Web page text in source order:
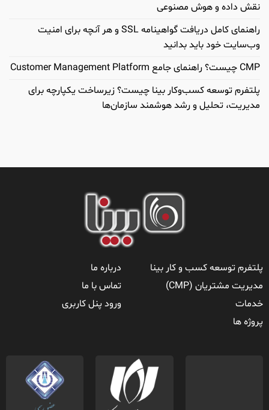
نقش داده و هوش مصنوعی
راهنمای کامل دریافت گواهینامه SSL و هر آنچه برای امنیت
وب‌سایت خود باید بدانید
CMP چیست؟ راهنمای جامع Customer Management Platform
پلتفرم توسعه کسب‌وکار بینا چیست؟ زیرساخت یکپارچه برای
مدیریت، تحلیل و رشد هوشمند سازمان‌ها
پلتفرم توسعه کسب و کار بینا
مدیریت مشتریان (CMP)
خدمات
پروژه ها
درباره ما
تماس با ما
ورود پنل کاربری